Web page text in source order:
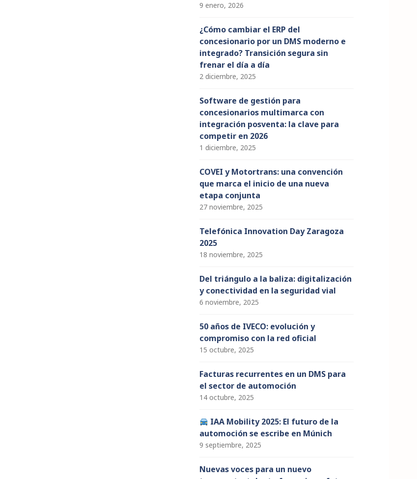
9 enero, 2026
¿Cómo cambiar el ERP del
concesionario por un DMS moderno e
integrado? Transición segura sin
frenar el día a día
2 diciembre, 2025
Software de gestión para
concesionarios multimarca con
integración posventa: la clave para
competir en 2026
1 diciembre, 2025
COVEI y Motortrans: una convención
que marca el inicio de una nueva
etapa conjunta
27 noviembre, 2025
Telefónica Innovation Day Zaragoza
2025
18 noviembre, 2025
Del triángulo a la baliza: digitalización
y conectividad en la seguridad vial
6 noviembre, 2025
50 años de IVECO: evolución y
compromiso con la red oficial
15 octubre, 2025
Facturas recurrentes en un DMS para
el sector de automoción
14 octubre, 2025
IAA Mobility 2025: El futuro de la
automoción se escribe en Múnich
9 septiembre, 2025
Nuevas voces para un nuevo